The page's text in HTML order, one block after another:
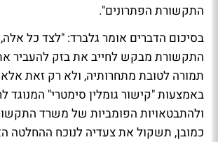
התקשורת הפתרונים".
בסיכום הדברים אומר גלברד: "לצד כל
התקשורת מבקש לחייב את בזק להעביר
תמורה לטובת מתחרותיה, ולא רק זאת
באמצעות "קישור גומלין סימטרי" המנוגד
ולהתבטאויות הפומביות של משרד
כמובן, תשקול את צעדיה לנוכח ההחלטה